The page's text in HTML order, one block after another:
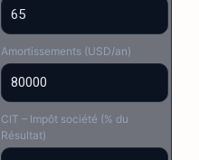
Amortissements (USD/an)
CIT – Impôt société (% du
Résultat)